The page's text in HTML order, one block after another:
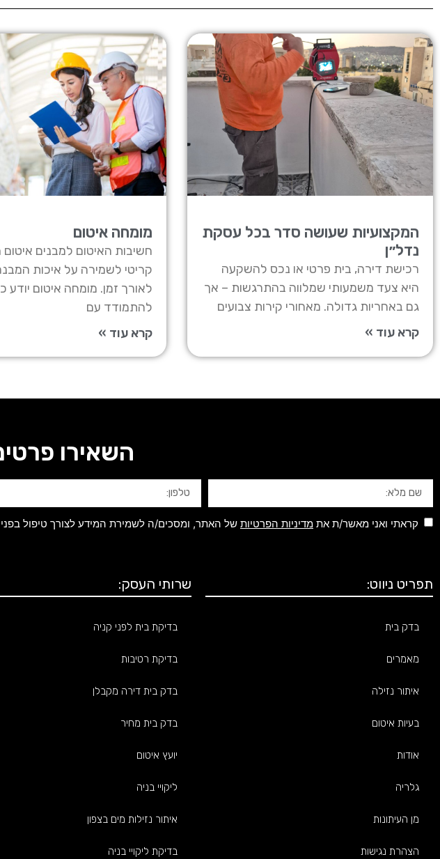
המקצועיות שעושה סדר בכל עסקת
נדל״ן
רכישת דירה, בית פרטי או נכס להשקעה
היא צעד משמעותי שמלווה בהתרגשות – אך
גם באחריות גדולה. מאחורי קירות צבועים
קרא עוד »
מומחה איטום
חשיבות האיטום למבנים
קריטי לשמירה על איכות
לאורך זמן. מומחה איטום יודע
להתמודד עם
קרא עוד »
השאירו
קראתי ואני מאשר/ת את מדיניות הפרטיות של האתר, ומסכים/ה לשמירת המידע לצורך טיפול
תפריט ניווט:
בדק בית
מאמרים
איתור נזילה
בעיות איטום
אודות
גלריה
מן העיתונות
הצהרת נגישות
שרותי העסק:
בדיקת בית לפני קניה
בדיקת רטיבות
בדק בית דירה מקבלן
בדק בית מחיר
יועץ איטום
ליקויי בניה
איתור נזילות מים בצפון
בדיקת ליקויי בניה